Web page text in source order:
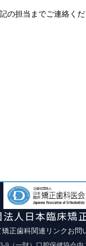
の担当までご連絡くだ
法人日本臨床矯
矯正歯科関連リンクお問